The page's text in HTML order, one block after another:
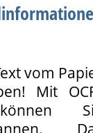
vom
Mit